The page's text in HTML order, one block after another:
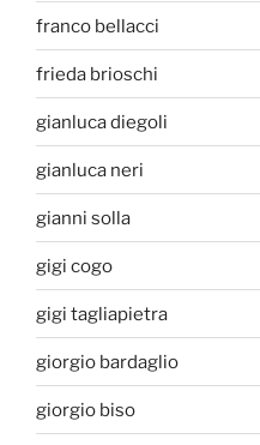
franco bellacci
frieda brioschi
gianluca diegoli
gianluca neri
gianni solla
gigi cogo
gigi tagliapietra
giorgio bardaglio
giorgio biso